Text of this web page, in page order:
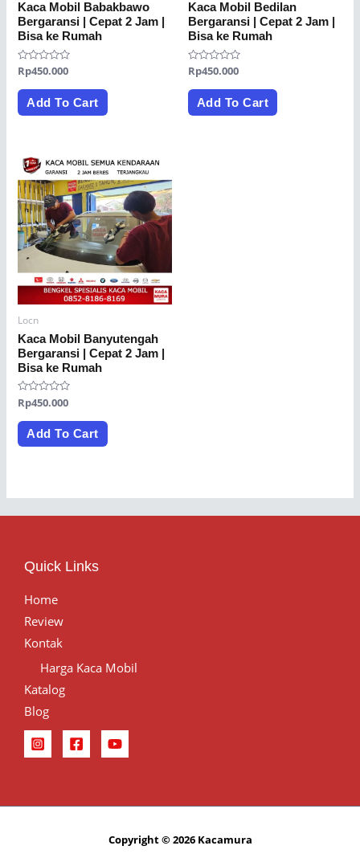
Kaca Mobil Babakbawo
Bergaransi | Cepat 2 Jam |
Bisa ke Rumah
Rated
out
Rp450.000
Add To Cart
Kaca Mobil Bedilan
Bergaransi | Cepat 2 Jam |
Bisa ke Rumah
Rated
out
Rp450.000
Add To Cart
Locn
Kaca Mobil Banyutengah
Bergaransi | Cepat 2 Jam |
Bisa ke Rumah
Rated
0
out
Rp450.000
Add To Cart
Quick Links
Home
Review
Kontak
Harga Kaca Mobil
Katalog
Blog
Copyright © 2026 Kacamura